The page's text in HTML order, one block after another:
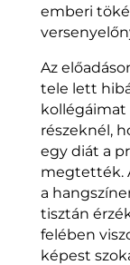
emberi
Az
tele lett
részeknél,
egy diát a
megtették.
a
tisztán
felében
képest